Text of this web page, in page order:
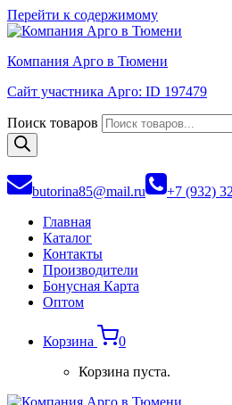
Перейти к содержимому
Компания Арго в Тюмени
Сайт участника Арго: ID 197479
Поиск товаров
butorina85@mail.ru
+7 (932)
Главная
Каталог
Контакты
Производители
Бонусная Карта
Оптом
Корзина
0
Корзина пуста.